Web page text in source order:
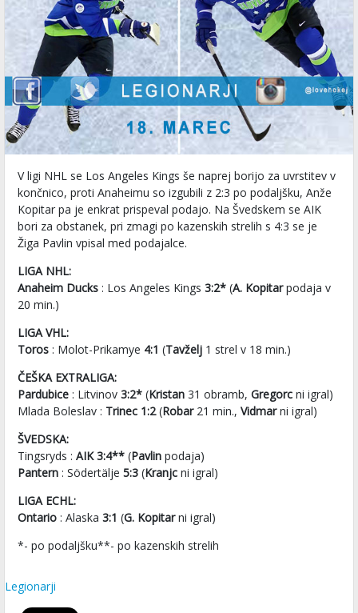
V ligi NHL se Los Angeles Kings še naprej borijo za uvrstitev v
končnico, proti Anaheimu so izgubili z 2:3 po podaljšku, Anže
Kopitar pa je enkrat prispeval podajo. Na Švedskem se AIK
bori za obstanek, pri zmagi po kazenskih strelih s 4:3 se je
Žiga Pavlin vpisal med podajalce.
LIGA NHL:
Anaheim Ducks : Los Angeles Kings 3:2* (A. Kopitarpodaja v
20 min.)
LIGA VHL:
Toros : Molot-Prikamye 4:1 (Tavželj 1 strel v 18 min.)
ČEŠKA EXTRALIGA:
Pardubice : Litvinov 3:2* (Kristan 31 obramb, Gregorc ni igral)
Mlada Boleslav : Trinec 1:2(Robar21 min., Vidmarni igral)
ŠVEDSKA:
Tingsryds : AIK 3:4** (Pavlin podaja)
Pantern : Södertälje 5:3 (Kranjc ni igral)
LIGA ECHL:
Ontario : Alaska 3:1 (G. Kopitarni igral)
*- po podaljšku**- po kazenskih strelih
Legionarji